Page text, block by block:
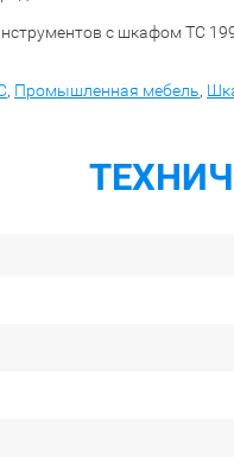
с шкафом ТС
, Промышленная мебель,